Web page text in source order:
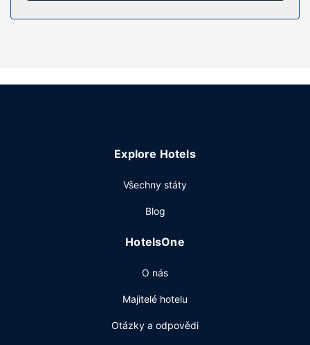
V nabídce lázeňských služeb nechybí masáže a hostům je
hostům k dispozici samostatné parkování zdarma.
Explore Hotels
Všechny státy
Blog
HotelsOne
O nás
Majitelé hotelu
Otázky a odpovědi